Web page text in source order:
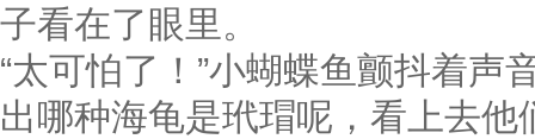
子看在了眼里。
“太可怕了！”小蝴蝶鱼颤抖着声
出哪种海龟是玳瑁呢，看上去他